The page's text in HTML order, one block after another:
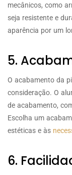
mecânicos, como
seja resistente e
aparência por um
5.
O acabamento da
consideração. O
de acabamento,
Escolha um
estéticas e às
6.